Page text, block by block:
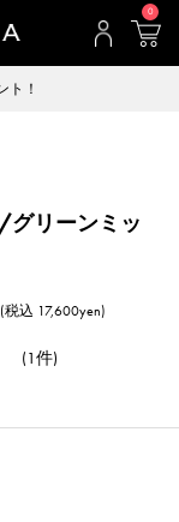
0
ト！
リーンミッ
(税込 17,600yen)
(1件)